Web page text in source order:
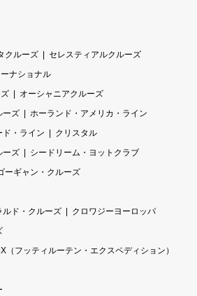
クルーズ
セレスティアルクルーズ
ナショナル
オーシャニアクルーズ
ーズ
ホーランド・アメリカ・ライン
ド・ライン
クリスタル
ーズ
シードリーム・ヨットクラブ
ーギャン・クルーズ
ルド・クルーズ
クロワジーヨーロッパ
（フッティルーテン・エクスペディション）